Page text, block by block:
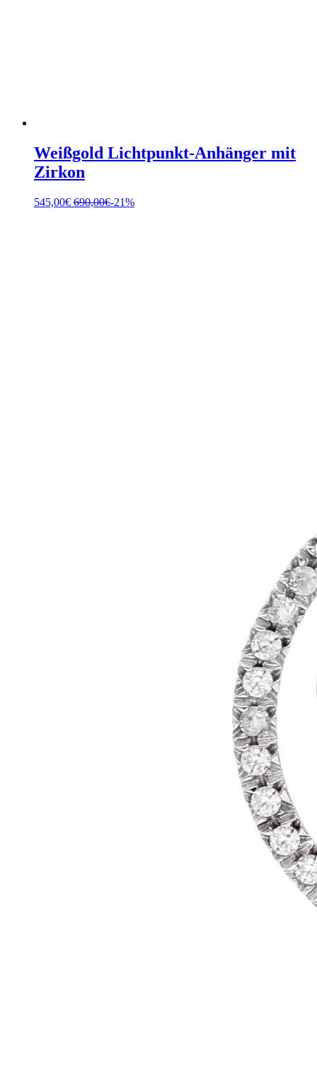
Weißgold Lichtpunkt-Anhänger mit
Zirkon
545,00€ 690,00€-21%